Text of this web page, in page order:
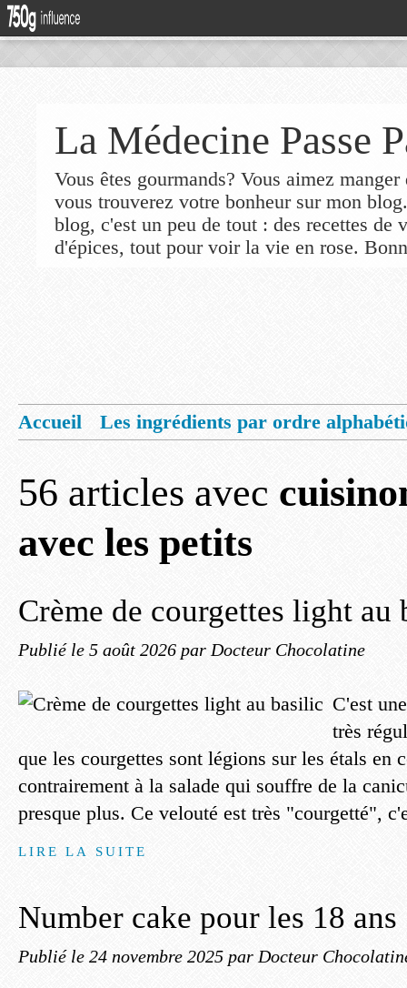
La Médecine Passe
Vous êtes gourmands? Vous aimez
vous trouverez votre bonheur sur mon
blog, c'est un peu de tout : des recettes de
d'épices, tout pour voir la vie en rose.
Accueil
Les ingrédients par ordre
56 articles avec
avec les petits
Crème de courgettes light au
Publié le 5 août 2026 par Docteur Chocolatine
C'est
très
que les courgettes sont légions sur les étals en
contrairement à la salade qui souffre de la
presque plus. Ce velouté est très "courgetté",
LIRE LA SUITE
Number cake pour les 18 ans
Publié le 24 novembre 2025 par Docteur